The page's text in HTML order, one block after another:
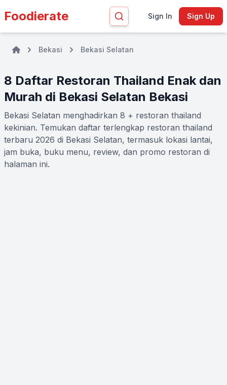
Foodierate Sign In Sign Up
Bekasi Bekasi Selatan
8 Daftar Restoran Thailand Enak dan
Murah di Bekasi Selatan Bekasi
Bekasi Selatan menghadirkan 8 + restoran thailand
kekinian. Temukan daftar terlengkap restoran thailand
terbaru 2026 di Bekasi Selatan, termasuk lokasi lantai,
jam buka, buku menu, review, dan promo restoran di
halaman ini.